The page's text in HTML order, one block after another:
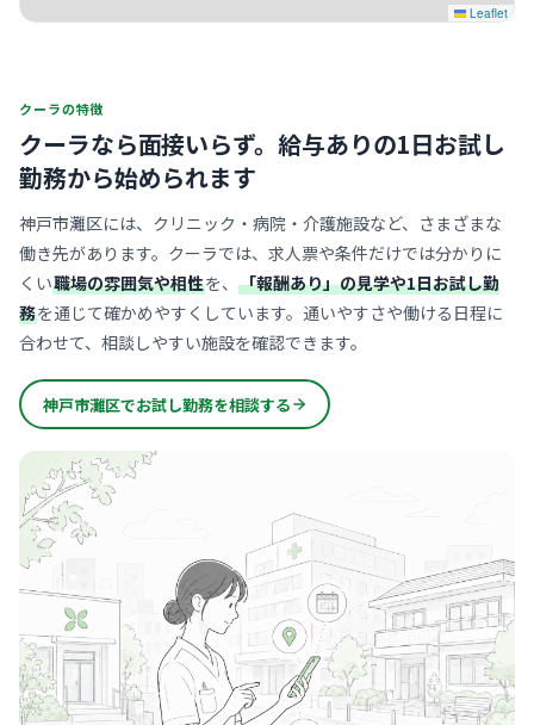
Leaflet
クーラの特徴
クーラなら面接いらず。 給与ありの1日お試し
勤務から始められます
神戸市灘区には、クリニック・病院・介護施設など、さまざまな
働き先があります。クーラでは、求人票や条件だけでは分かりに
くい職場の雰囲気や相性を、 「報酬あり」の見学や1日お試し勤
務を通じて確かめやすくしています。通いやすさや働ける日程に
合わせて、相談しやすい施設を確認できます。
神戸市灘区でお試し勤務を相談する